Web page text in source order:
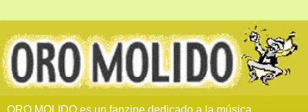
ORO MOLIDO es un fanzine dedicado a la música